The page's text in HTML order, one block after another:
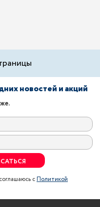
новостей и акций
сПолитикой